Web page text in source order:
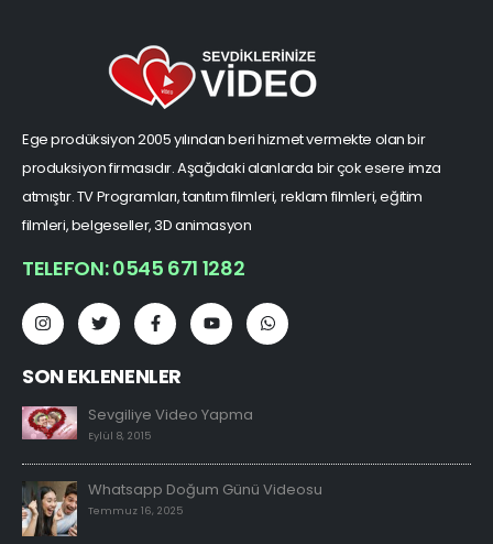
Ege prodüksiyon 2005 yılından beri hizmet vermekte olan bir
produksiyon firmasıdır. Aşağıdaki alanlarda bir çok esere imza
atmıştır. TV Programları, tanıtım filmleri, reklam filmleri, eğitim
filmleri, belgeseller, 3D animasyon
TELEFON: 0545 671 1282
SON EKLENENLER
Sevgiliye Video Yapma
Eylül 8, 2015
Whatsapp Doğum Günü Videosu
Temmuz 16, 2025